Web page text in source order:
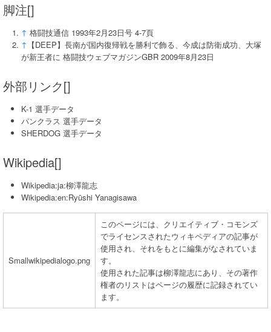
脚注[]
↑ 格闘技通信 1993年2月23日号 4-7頁
↑ 【DEEP】長南が国内復帰戦を勝利で飾る、今成は防衛成功、大塚
が新王者に 格闘技ウェブマガジンGBR 2009年8月23日
外部リンク[]
K-1 選手データ
パンクラス 選手データ
SHERDOG 選手データ
Wikipedia[]
Wikipedia:ja:柳澤龍志
Wikipedia:en:Ryūshi Yanagisawa
Smallwikipedialogo.png
このページには、クリエイティブ・コモンズ
でライセンスされたウィキペディアの記事が
使用され、それをもとに編集がなされていま
す。
使用された記事は柳澤龍志にあり、その著作
権者のリストはページの履歴に記録されてい
ます。